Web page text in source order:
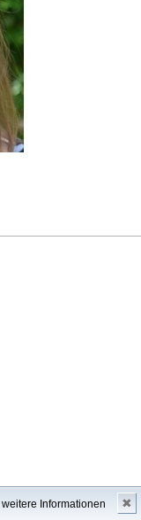
weitere Informationen ✖